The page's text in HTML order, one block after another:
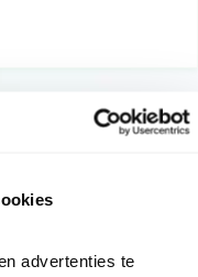
advertenties te